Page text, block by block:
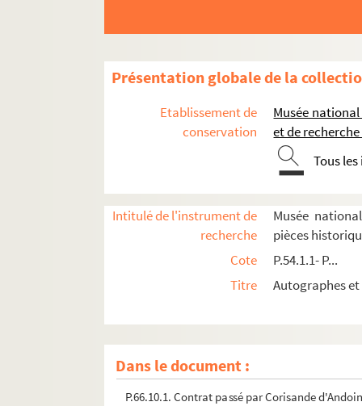
Présentation globale de la
Etablissement de
conservation
Musée
et de
Tous
Intitulé de l'instrument de
recherche
Musée
pièces
Cote
P.54.1.1- P...
Titre
Autographes
Dans le document :
P.64.51.1. Laisser-passer établi et signé le
P.65.3.2. Lettre de don, signée à Nérac, par
P.65.3.3. Correspondance au sujet d'une
P.65.6.4.1. Billet de logement signé par le
P.65.8.1. Lettre de Henry duc de
P.65.14.1. Lettre autographe de Théodore de
P.65.17.1. Lettre de Charles, cardinal de
P.65.25.1. Ordonnance de Charles de
P.65.26.1. Acte notarié concernant le bail d'un
P.65.27.1. Lettre manuscrite et chiffrée d'un
P.65.29.1. Lettre de La Varenne à Philippe
P.66.10.1. Contrat passé par Corisande